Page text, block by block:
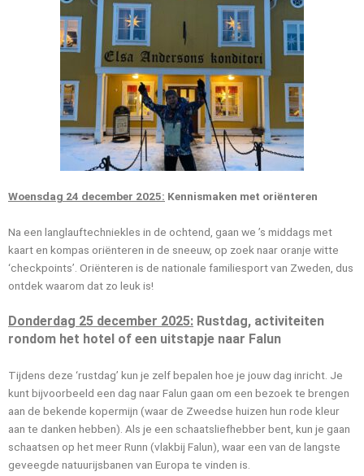
Woensdag 24 december 2025: Kennismaken met oriënteren
Na een langlauftechniekles in de ochtend, gaan we ’s middags met
kaart en kompas oriënteren in de sneeuw, op zoek naar oranje witte
‘checkpoints’. Oriënteren is de nationale familiesport van Zweden, dus
ontdek waarom dat zo leuk is!
Donderdag 25 december 2025: Rustdag, activiteiten
rondom het hotel of een uitstapje naar Falun
Tijdens deze ‘rustdag’ kun je zelf bepalen hoe je jouw dag inricht. Je
kunt bijvoorbeeld een dag naar Falun gaan om een bezoek te brengen
aan de bekende kopermijn (waar de Zweedse huizen hun rode kleur
aan te danken hebben). Als je een schaatsliefhebber bent, kun je gaan
schaatsen op het meer Runn (vlakbij Falun), waar een van de langste
geveegde natuurijsbanen van Europa te vinden is.